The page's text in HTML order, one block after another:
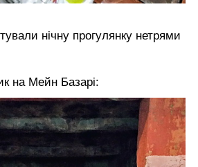
нічну прогулянку нетрями
на Мейн Базарі: